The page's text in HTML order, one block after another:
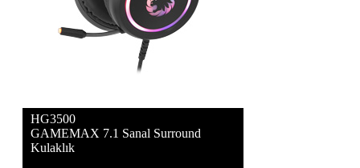
HG3500
GAMEMAX 7.1 Sanal Surround
Kulaklık